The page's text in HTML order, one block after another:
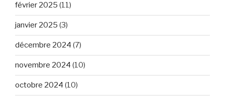
février 2025 (11)
janvier 2025 (3)
décembre 2024 (7)
novembre 2024 (10)
octobre 2024 (10)